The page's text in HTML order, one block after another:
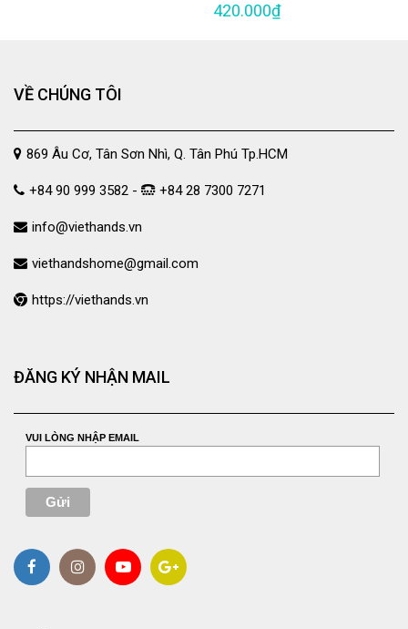
420.000₫
VỀ CHÚNG TÔI
869 Âu Cơ, Tân Sơn Nhì, Q. Tân Phú Tp.HCM
+84 90 999 3582 - +84 28 7300 7271
info@viethands.vn
viethandshome@gmail.com
https://viethands.vn
ĐĂNG KÝ NHẬN MAIL
VUI LÒNG NHẬP EMAIL